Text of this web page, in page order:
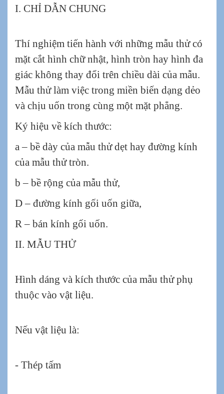
I. CHỈ DẪN CHUNG
Thí nghiệm tiến hành với những mẫu thử có
mặt cắt hình chữ nhật, hình tròn hay hình đa
giác không thay đổi trên chiều dài của mẫu.
Mẫu thử làm việc trong miền biến dạng dẻo
và chịu uốn trong cùng một mặt phẳng.
Ký hiệu về kích thước:
a – bề dày của mẫu thử dẹt hay đường kính
của mẫu thử tròn.
b – bề rộng của mẫu thử,
D – đường kính gối uốn giữa,
R – bán kính gối uốn.
II. MẪU THỬ
Hình dáng và kích thước của mẫu thử phụ
thuộc vào vật liệu.
Nếu vật liệu là:
- Thép tấm